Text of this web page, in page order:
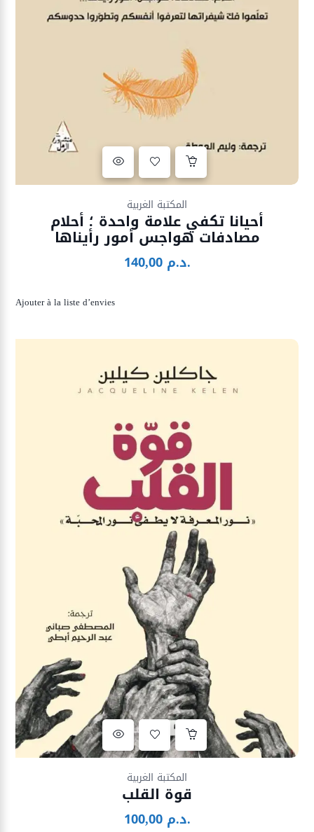
المكتبة الغربية
أحيانا تكفي علامة واحدة ؛ أحلام
مصادفات هواجس أمور رأيناها
140,00 د.م.
Ajouter à la liste d’envies
المكتبة الغربية
قوة القلب
100,00 د.م.